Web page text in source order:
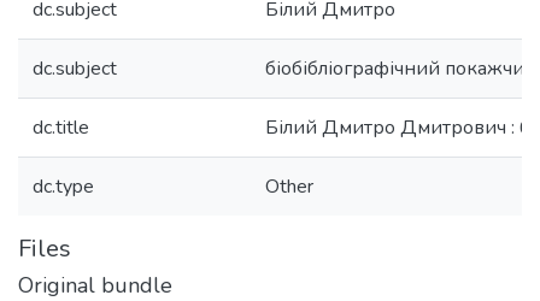
dc.subject Білий Дмитро
dc.subject біобібліографічний покажчик
dc.title Білий Дмитро Дмитрович :
dc.type Other
Files
Original bundle